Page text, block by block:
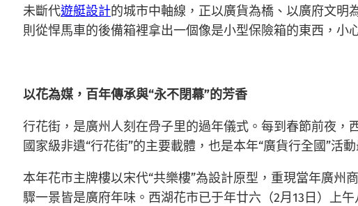
未斷代遊艇設計的城市中軸線，正以廣貨為橋、以廣府文明
則從悍馬車的後備箱裡拿出一個像是小型保險箱的東西，
以花為媒，百年傳承與“永不閉幕”的芳香
行花街，是廣州人刻在骨子里的過年儀式。每到春節前夜，
國家級非遺“行花街”的主要載體，也是本年“廣貨行全國”活
本年花市主牌樓以宋代“共樂樓”為設計原型，重現當年廣
驟一景皆是廣府年味。西湖花市已于年廿六（2月13日）上午